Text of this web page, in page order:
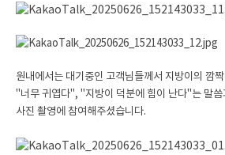
원내에서는 대기중인 고객님들께서 지방이의 깜
"너무 귀엽다", "지방이 덕분에 힘이 난다"는 말
사진 촬영에 참여해주셨습니다.